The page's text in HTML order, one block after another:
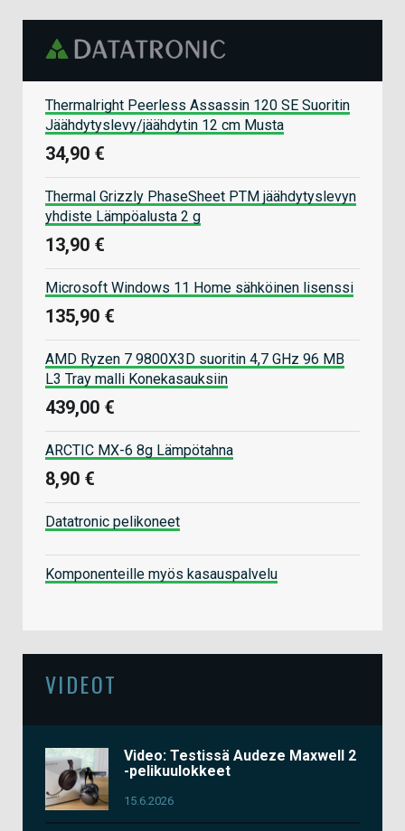
Thermalright Peerless Assassin 120 SE Suoritin
Jäähdytyslevy/jäähdytin 12 cm Musta
34,90 €
Thermal Grizzly PhaseSheet PTM jäähdytyslevyn
yhdiste Lämpöalusta 2 g
13,90 €
Microsoft Windows 11 Home sähköinen lisenssi
135,90 €
AMD Ryzen 7 9800X3D suoritin 4,7 GHz 96 MB
L3 Tray malli Konekasauksiin
439,00 €
ARCTIC MX-6 8g Lämpötahna
8,90 €
Datatronic pelikoneet
Komponenteille myös kasauspalvelu
VIDEOT
Video: Testissä Audeze Maxwell 2
-pelikuulokkeet
15.6.2026